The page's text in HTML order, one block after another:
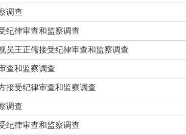
调查
纪律审查和监察调查
员王正儒接受纪律审查和监察调查
查和监察调查
接受纪律审查和监察调查
调查
纪律审查和监察调查